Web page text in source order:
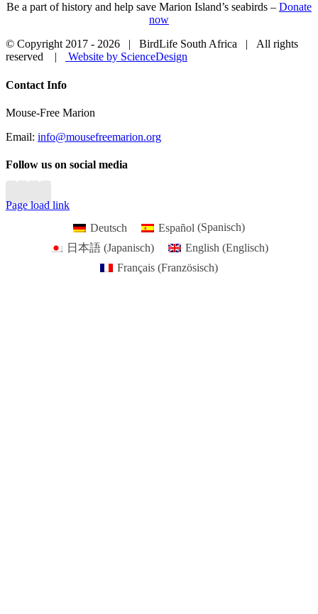
Be a part of history and help save Marion Island’s seabirds – Donate
now
© Copyright 2017 - 2026 | BirdLife South Africa | All rights
reserved |
Website by ScienceDesign
Close
Bar
Contact Info
Mouse-Free Marion
Email: info@mousefreemarion.org
Follow us on social media
Page load link
Deutsch
Español (Spanisch)
日本語 (Japanisch) English (Englisch)
Français (Französisch)